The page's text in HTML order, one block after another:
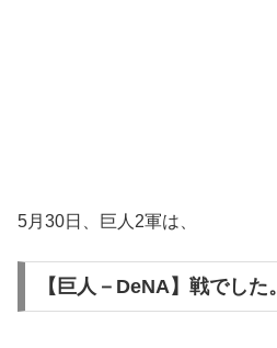
5月30日、巨人2軍は、
【巨人－DeNA】 戦でした。